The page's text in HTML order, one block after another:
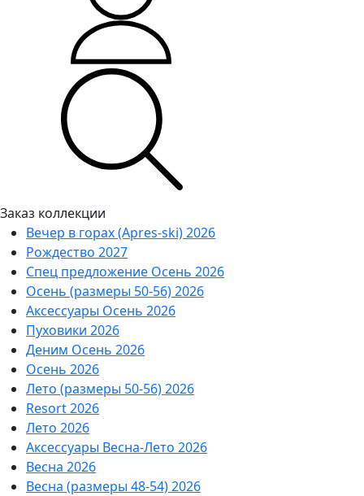
Заказ коллекции
Вечер в горах (Apres-ski) 2026
Рождество 2027
Спец предложение Осень 2026
Осень (размеры 50-56) 2026
Аксессуары Осень 2026
Пуховики 2026
Деним Осень 2026
Осень 2026
Лето (размеры 50-56) 2026
Resort 2026
Лето 2026
Аксессуары Весна-Лето 2026
Весна 2026
Весна (размеры 48-54) 2026